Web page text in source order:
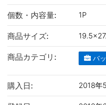
個数・内容量: 1P
商品サイズ:
商品カテゴリ: バ
購入日: 2018年